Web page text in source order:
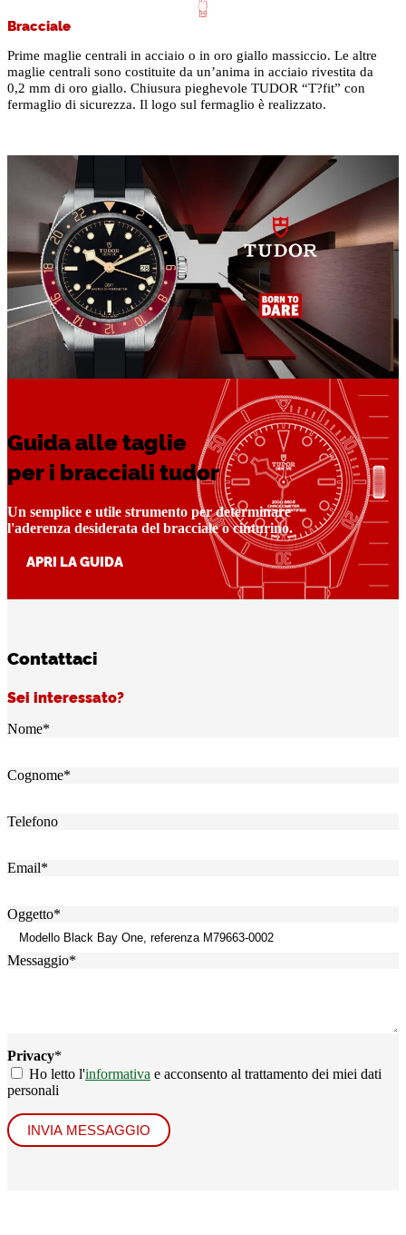
Bracciale
Prime maglie centrali in acciaio o in oro giallo massiccio. Le altre
maglie centrali sono costituite da un’anima in acciaio rivestita da
0,2 mm di oro giallo. Chiusura pieghevole TUDOR “T?fit” con
fermaglio di sicurezza. Il logo sul fermaglio è realizzato.
Guida alle taglie
per i bracciali tudor
Un semplice e utile strumento per determinare
l'aderenza desiderata del bracciale o cinturino.
APRI LA GUIDA
Contattaci
Sei interessato?
Nome*
Cognome*
Telefono
Email*
Oggetto*
Messaggio*
Privacy*
Ho letto l'informativa e acconsento al trattamento dei miei dati
personali
INVIA MESSAGGIO